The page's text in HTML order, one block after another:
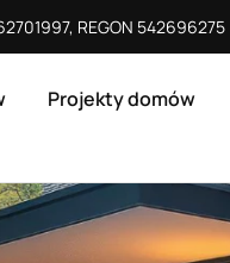
REGON 542696275
Projekty domów